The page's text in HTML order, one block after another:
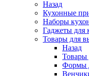
Назад
Кухонные
Наборы
Гаджеты для
Товары для
Назад
Товары
Формы